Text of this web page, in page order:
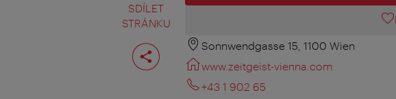
SDÍLET
STRÁNKU
Rozdělit
stranu
Sonnwendgasse 15, 1100 Wien
www.zeitgeist-vienna.com
+43 1 902 65